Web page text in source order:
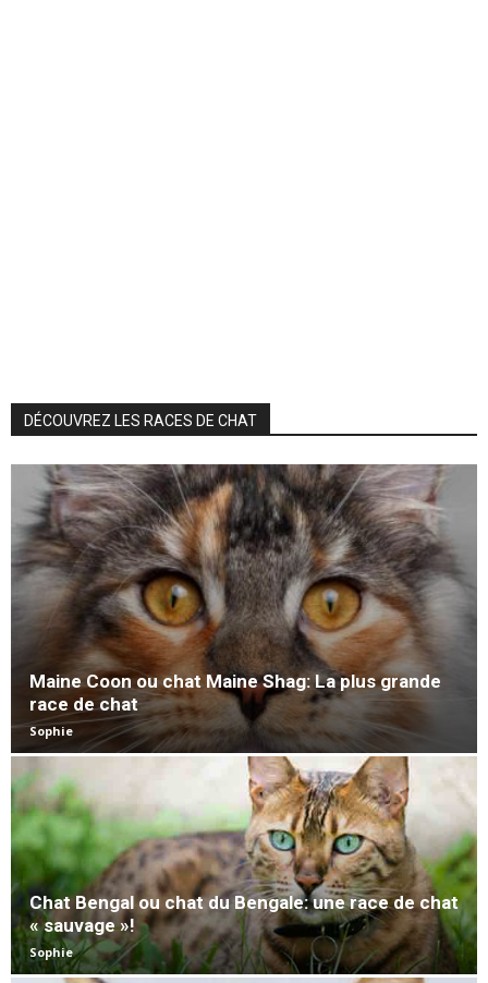
DÉCOUVREZ LES RACES DE CHAT
Maine Coon ou chat Maine Shag: La plus grande
race de chat
Sophie
Chat Bengal ou chat du Bengale: une race de chat
« sauvage »!
Sophie